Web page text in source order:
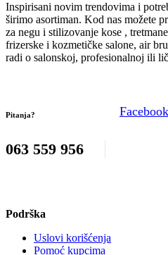
Inspirisani novim trendovima i
širimo asortiman. Kod nas možete
za negu i stilizovanje kose ,
frizerske i kozmetičke salone, air
radi o salonskoj, profesionalnoj ili
Pitanja?
063 559 956
Facebook
Podrška
Uslovi korišćenja
Pomoć kupcima